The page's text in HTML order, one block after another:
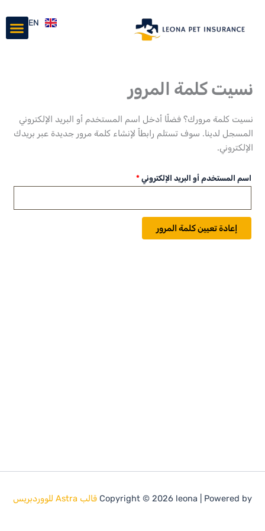
المحتوى
EN
نسيت كلمة المرور
نسيت كلمة مرورك؟ فضلًا أدخل اسم المستخدم أو البريد الإلكتروني
المسجل لدينا. سوف تستلم رابطاً لإنشاء كلمة مرور جديدة عبر بريدك
الإلكتروني.
اسم المستخدم أو البريد الإلكتروني *
إعادة تعيين كلمة المرور
Copyright © 2026 leona | Powered by قالب Astra للووردبريس